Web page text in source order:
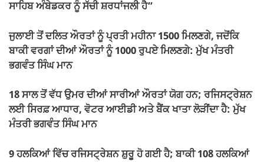
ਸਾਹਿਬ ਅੰਬੇਡਕਰ ਨੂੰ ਸੱਚੀ ਸ਼ਰਧਾਂਜਲੀ ਹੈ”
ਜੁਲਾਈ ਤੋਂ ਦਲਿਤ ਔਰਤਾਂ ਨੂੰ ਪ੍ਰਤੀ ਮਹੀਨਾ 1500 ਮਿਲਣਗੇ, ਜਦੋਂਕਿ
ਬਾਕੀ ਵਰਗਾਂ ਦੀਆਂ ਔਰਤਾਂ ਨੂੰ 1000 ਰੁਪਏ ਮਿਲਣਗੇ: ਮੁੱਖ ਮੰਤਰੀ
ਭਗਵੰਤ ਸਿੰਘ ਮਾਨ
18 ਸਾਲ ਤੋਂ ਵੱਧ ਉਮਰ ਦੀਆਂ ਸਾਰੀਆਂ ਔਰਤਾਂ ਯੋਗ ਹਨ; ਰਜਿਸਟ੍ਰੇਸ਼ਨ
ਲਈ ਸਿਰਫ਼ ਆਧਾਰ, ਵੋਟਰ ਆਈਡੀ ਅਤੇ ਬੈਂਕ ਖਾਤਾ ਲੋੜੀਂਦਾ ਹੈ: ਮੁੱਖ
ਮੰਤਰੀ ਭਗਵੰਤ ਸਿੰਘ ਮਾਨ
9 ਹਲਕਿਆਂ ਵਿੱਚ ਰਜਿਸਟ੍ਰੇਸ਼ਨ ਸ਼ੁਰੂ ਹੋ ਗਈ ਹੈ; ਬਾਕੀ 108 ਹਲਕਿਆਂ